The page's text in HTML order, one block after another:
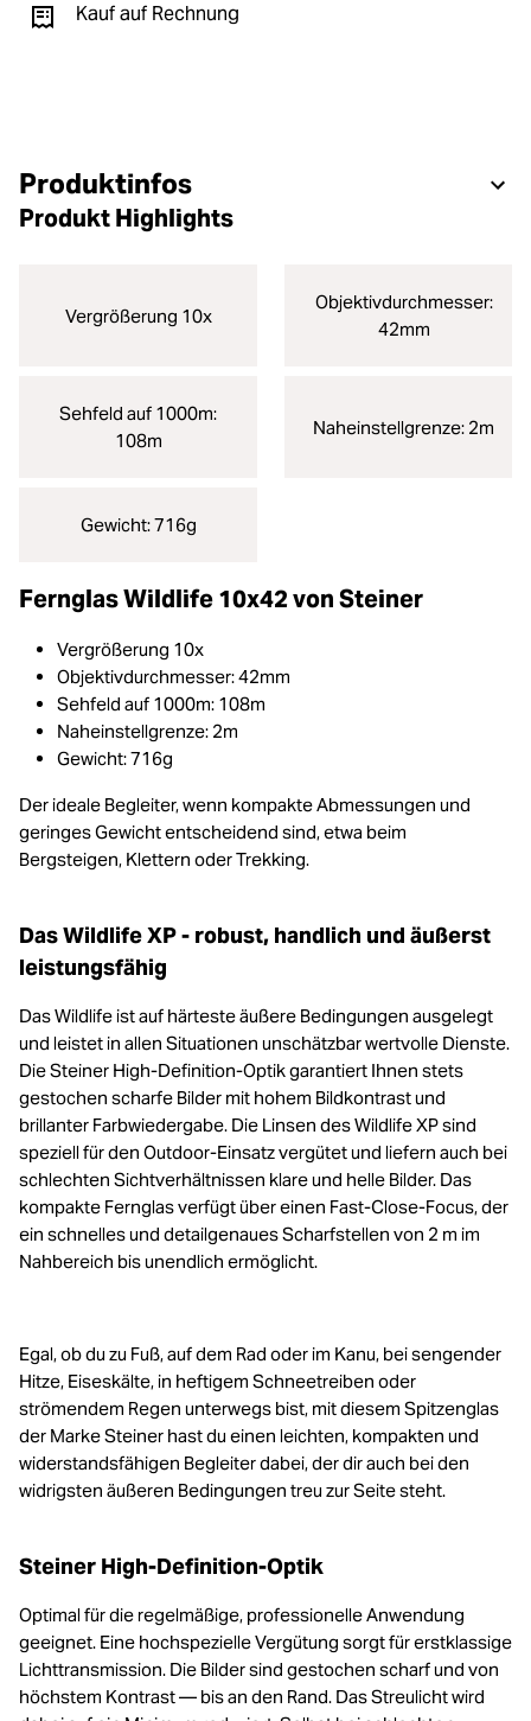
Kauf auf Rechnung
Produktinfos
Produkt Highlights
Vergrößerung 10x
Objektivdurchmesser:
42mm
Sehfeld auf 1000m:
108m
Naheinstellgrenze: 2m
Gewicht: 716g
Fernglas Wildlife 10x42 von Steiner
Vergrößerung 10x
Objektivdurchmesser: 42mm
Sehfeld auf 1000m: 108m
Naheinstellgrenze: 2m
Gewicht: 716g
Der ideale Begleiter, wenn kompakte Abmessungen und
geringes Gewicht entscheidend sind, etwa beim
Bergsteigen, Klettern oder Trekking.
Das Wildlife XP - robust, handlich und äußerst
leistungsfähig
Das Wildlife ist auf härteste äußere Bedingungen ausgelegt
und leistet in allen Situationen unschätzbar wertvolle Dienste.
Die Steiner High-Definition-Optik garantiert Ihnen stets
gestochen scharfe Bilder mit hohem Bildkontrast und
brillanter Farbwiedergabe. Die Linsen des Wildlife XP sind
speziell für den Outdoor-Einsatz vergütet und liefern auch bei
schlechten Sichtverhältnissen klare und helle Bilder. Das
kompakte Fernglas verfügt über einen Fast-Close-Focus, der
ein schnelles und detailgenaues Scharfstellen von 2 m im
Nahbereich bis unendlich ermöglicht.
Egal, ob du zu Fuß, auf dem Rad oder im Kanu, bei sengender
Hitze, Eiseskälte, in heftigem Schneetreiben oder
strömendem Regen unterwegs bist, mit diesem Spitzenglas
der Marke Steiner hast du einen leichten, kompakten und
widerstandsfähigen Begleiter dabei, der dir auch bei den
widrigsten äußeren Bedingungen treu zur Seite steht.
Steiner High-Definition-Optik
Optimal für die regelmäßige, professionelle Anwendung
geeignet. Eine hochspezielle Vergütung sorgt für erstklassige
Lichttransmission. Die Bilder sind gestochen scharf und von
höchstem Kontrast — bis an den Rand. Das Streulicht wird